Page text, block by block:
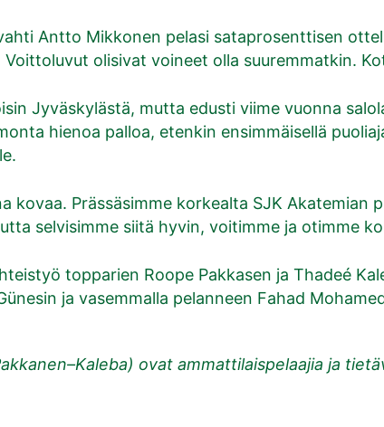
Antto Mikkonen pelasi sataprosenttisen
olisivat voineet olla suuremmatkin.
Jyväskylästä, mutta edusti viime vuonna
hienoa palloa, etenkin ensimmäisellä
kovaa. Prässäsimme korkealta SJK Akatemian
selvisimme siitä hyvin, voitimme ja otimme
topparien Roope Pakkasen ja Thadeé
ja vasemmalla pelanneen Fahad
ovat ammattilaispelaajia ja